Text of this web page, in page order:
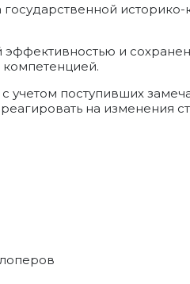
историко-
и
компетенцией.
поступивших
на изменения